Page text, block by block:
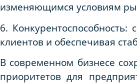
изменяющимся условиям
6.
клиентов и обеспечивая
В современном бизнесе
приоритетов для